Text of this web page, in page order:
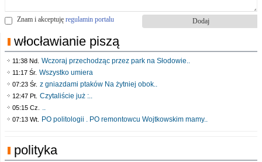
Znam i akceptuję regulamin portalu
włocławianie piszą
11:38 Nd. Wczoraj przechodząc przez park na Słodowie..
11:17 Śr. Wszystko umiera
07:23 Śr. z gniazdami ptaków Na żytniej obok..
12:47 Pt. Czytaliście już :..
05:15 Cz. ..
07:13 Wt. PO politologii . PO remontowcu Wojtkowskim mamy..
polityka